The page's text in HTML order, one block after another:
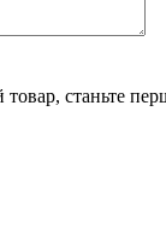
станьте